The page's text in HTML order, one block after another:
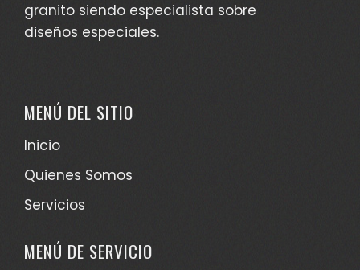
granito siendo especialista sobre
diseños especiales.
MENÚ DEL SITIO
Inicio
Quienes Somos
Servicios
MENÚ DE SERVICIO